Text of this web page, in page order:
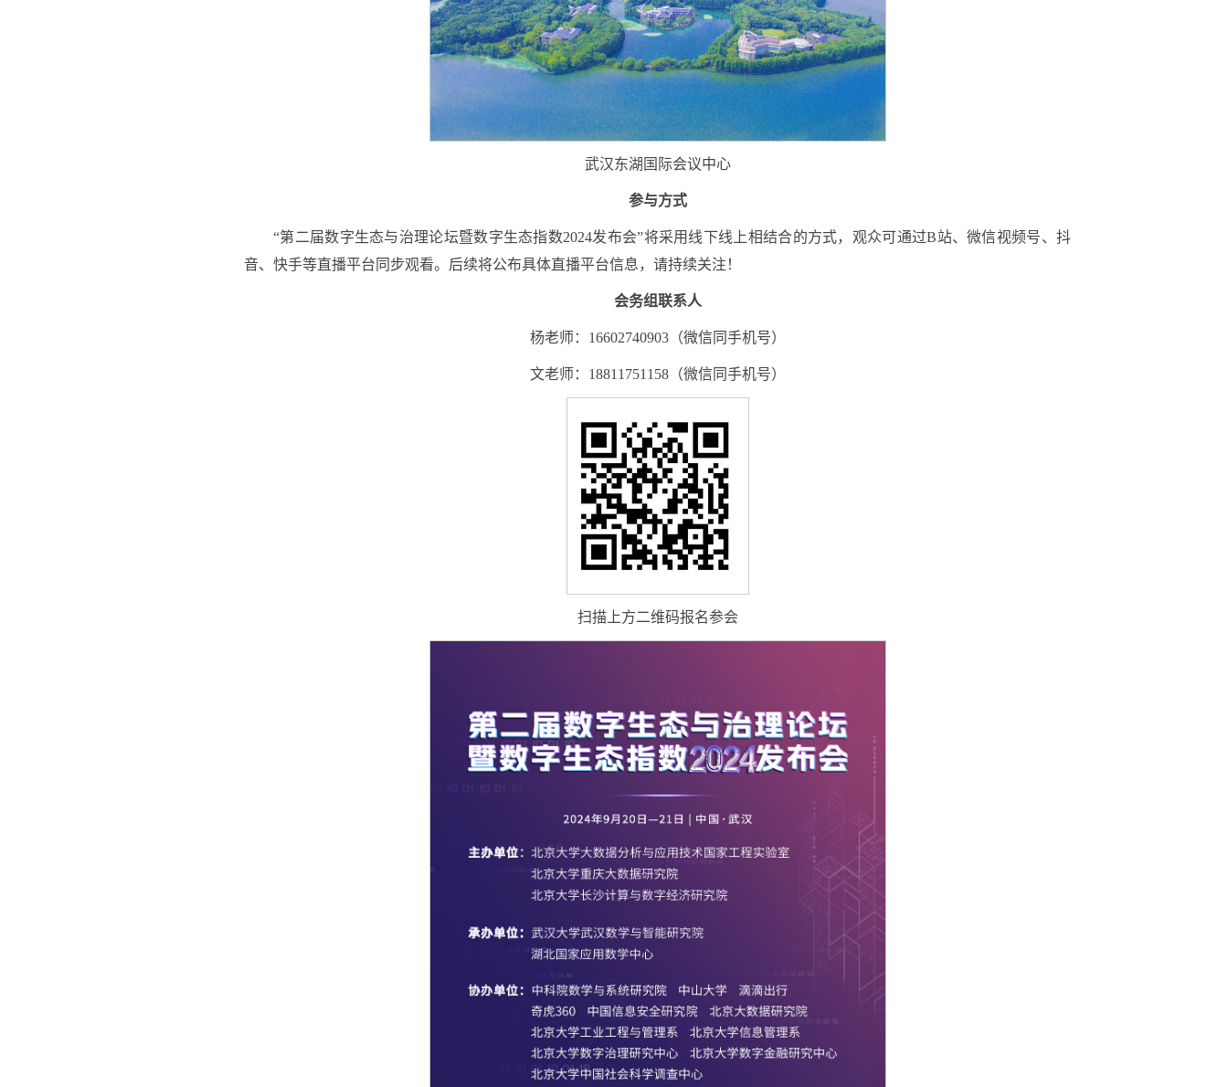
武汉东湖国际会议中心
参与方式
“第二届数字生态与治理论坛暨数字生态指数2024发布会”将采用线下线上相结合的方式，观众可通过B站、微信视频号、抖
音、快手等直播平台同步观看。后续将公布具体直播平台信息，请持续关注！
会务组联系人
杨老师：16602740903（微信同手机号）
文老师：18811751158（微信同手机号）
扫描上方二维码报名参会